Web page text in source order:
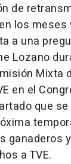
de
los meses
a una
Lozano
Mixta
en el
que
ganaderos
a TVE.